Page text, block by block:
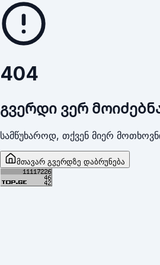
404
გვერდი ვერ
სამწუხაროდ, თქვენ მიერ
მთავარ გვერდზე დაბრუნება